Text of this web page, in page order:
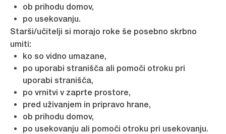
ob prihodu domov,
po usekovanju.
Starši/učitelji si morajo roke še posebno skrbno
umiti:
ko so vidno umazane,
po uporabi stranišča ali pomoči otroku pri
uporabi stranišča,
po vrnitvi v zaprte prostore,
pred uživanjem in pripravo hrane,
ob prihodu domov,
po usekovanju ali pomoči otroku pri usekovanju.